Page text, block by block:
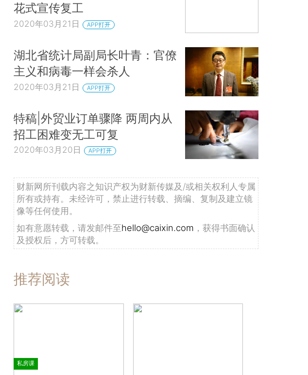
花式宣传复工
2020年03月21日 APP打开
湖北省统计局副局长叶青：官僚
主义和病毒一样会杀人
2020年03月21日 APP打开
特稿|外贸业订单骤降 两周内从
招工困难变无工可复
2020年03月20日 APP打开
财新网所刊载内容之知识产权为财新传媒及/或相关权利人专属
所有或持有。未经许可，禁止进行转载、摘编、复制及建立镜
像等任何使用。
如有意愿转载，请发邮件至hello@caixin.com ，获得书面确认
及授权后，方可转载。
推荐阅读
私房课